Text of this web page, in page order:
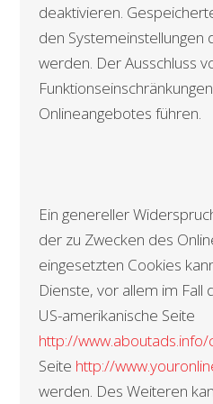
deaktivieren.
den Systemeinstellungen
werden. Der Ausschluss
Onlineangebotes führen.
Ein genereller
der zu Zwecken des
eingesetzten Cookies
Dienste, vor allem im Fall
US-amerikanische Seite
http://
Seite http://
werden. Des Weiteren